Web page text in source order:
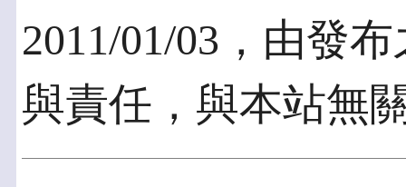
2011/01/03，由發
與責任，與本站無